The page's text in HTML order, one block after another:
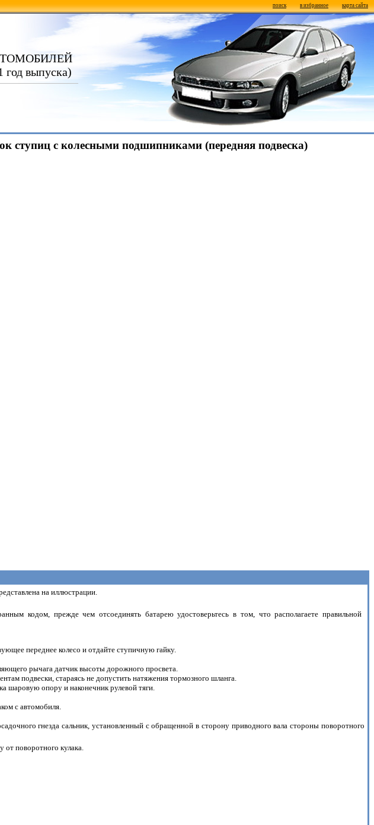
поиск в избранное карта сайта
выпуска)
ступиц с колесными подшипниками (передняя подвеска)
на иллюстрации.
кодом, прежде чем отсоединять батарею удостоверьтесь в том, что располагаете правильной
переднее колесо и отдайте ступичную гайку.
рычага датчик высоты дорожного просвета.
подвески, стараясь не допустить натяжения тормозного шланга.
шаровую опору и наконечник рулевой тяги.
с автомобиля.
гнезда сальник, установленный с обращенной в сторону приводного вала стороны поворотного
поворотного кулака.